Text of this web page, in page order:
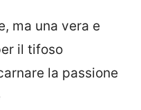
ma una vera e
il tifoso
la passione